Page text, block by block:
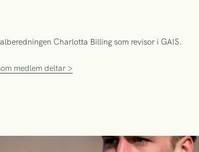
Charlotta Billing som revisor i GAIS.
medlem deltar >